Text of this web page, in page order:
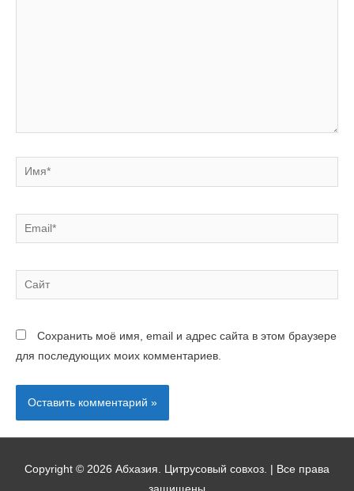
Сохранить моё имя, email и адрес сайта в этом браузере
для последующих моих комментариев.
Copyright © 2026 Абхазия. Цитрусовый совхоз.
| Все права